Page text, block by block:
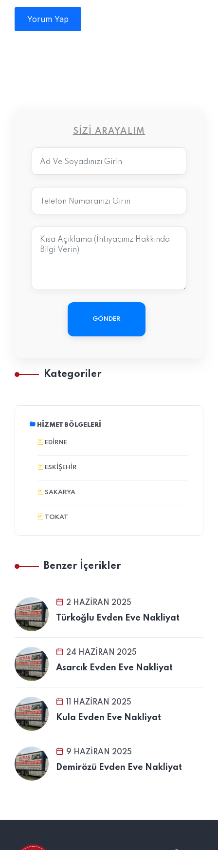
Yorum Yap
SIZI ARAYALIM
GÖNDER
Kategoriler
HIZMET BÖLGELERI
EDIRNE
ESKIŞEHIR
SAKARYA
TOKAT
Benzer İçerikler
2 HAZIRAN 2025
Türkoğlu Evden Eve Nakliyat
24 HAZIRAN 2025
Asarcık Evden Eve Nakliyat
11 HAZIRAN 2025
Kula Evden Eve Nakliyat
9 HAZIRAN 2025
Demirözü Evden Eve Nakliyat